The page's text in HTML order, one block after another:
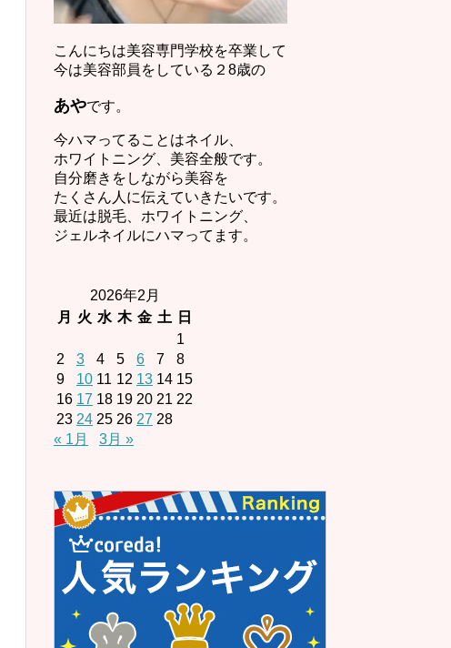
こんにちは美容専門学校を卒業して
今は美容部員をしている２8歳の
あやです。
今ハマってることはネイル、
ホワイトニング、美容全般です。
自分磨きをしながら美容を
たくさん人に伝えていきたいです。
最近は脱毛、ホワイトニング、
ジェルネイルにハマってます。
2026年2月
月
火 水 木 金 土
日
1
2
3 4 5 6 7
8
9
10 11 12 13 14 15
16 17 18 19 20 21 22
23 24 25 26 27 28
« 1月
3月 »